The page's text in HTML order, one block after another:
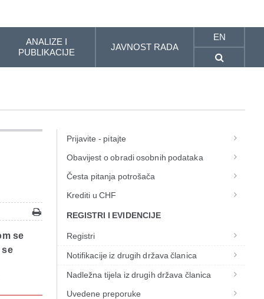
ANALIZE I
PUBLIKACIJE
JAVNOST RADA
EN
se
se
Prijavite - pitajte
Obavijest o obradi osobnih podataka
Česta pitanja potrošača
Krediti u CHF
REGISTRI I EVIDENCIJE
Registri
Notifikacije iz drugih država članica
Nadležna tijela iz drugih država članica
Uvedene preporuke